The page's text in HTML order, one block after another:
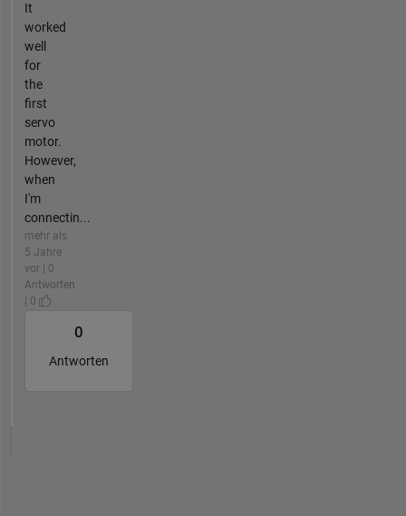
It
worked
well
for
the
first
servo
motor.
However,
when
I'm
connectin...
mehr als
5 Jahre
vor | 0
Antworten
| 0
0
Antworten